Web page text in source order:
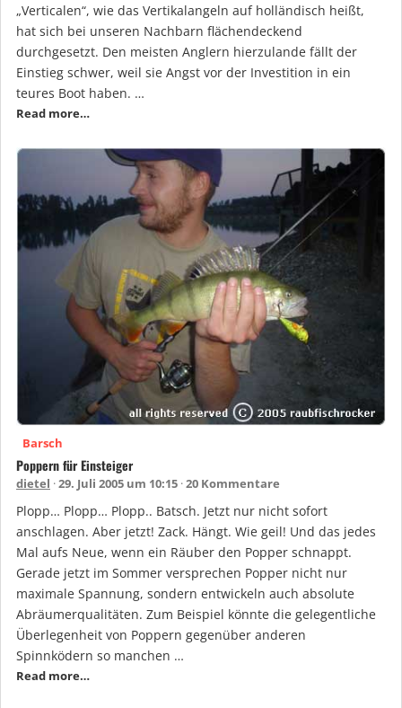
„Verticalen“, wie das Vertikalangeln auf holländisch heißt,
hat sich bei unseren Nachbarn flächendeckend
durchgesetzt. Den meisten Anglern hierzulande fällt der
Einstieg schwer, weil sie Angst vor der Investition in ein
teures Boot haben. …
Read more…
Barsch
Poppern für Einsteiger
dietel 29. Juli 2005 um 10:15 20 Kommentare
Plopp… Plopp… Plopp.. Batsch. Jetzt nur nicht sofort
anschlagen. Aber jetzt! Zack. Hängt. Wie geil! Und das jedes
Mal aufs Neue, wenn ein Räuber den Popper schnappt.
Gerade jetzt im Sommer versprechen Popper nicht nur
maximale Spannung, sondern entwickeln auch absolute
Abräumerqualitäten. Zum Beispiel könnte die gelegentliche
Überlegenheit von Poppern gegenüber anderen
Spinnködern so manchen …
Read more…